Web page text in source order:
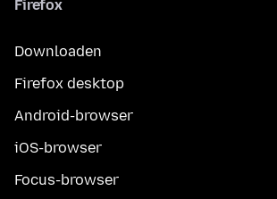
Firefox
Downloaden
Firefox desktop
Android-browser
iOS-browser
Focus-browser